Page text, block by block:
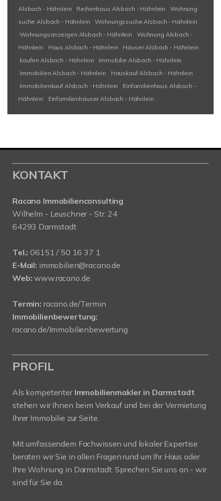
Alsbach - Hähnlein
Reihenhaus Alsbach - Hähnlein
Wohnung
suche Alsbach - Hähnlein
Wohnungssuche Alsbach - Hähnlein
Wohnungsanzeigen Alsbach - Hähnlein
Wohnung Alsbach -
Hähnlein
Haus Alsbach - Hähnlein
Häuser Alsbach - Hähnlein
kaufen Alsbach - Hähnlein
Immobilie Alsbach - Hähnlein
Immobilien Alsbach - Hähnlein
Hauskauf Alsbach - Hähnlein
Immobilienkauf Alsbach - Hähnlein
Einfamilienhaus Alsbach -
Hähnlein
Einfamilienhäuser Alsbach - Hähnlein
KONTAKT
Racano Immobilienconsulting
Wilhelm - Leuschner - Str. 24
64293 Darmstadt
Tel.: 06151 / 50 16 37 1
E-Mail: immobilien@racano.de
Web: www.racano.de
Termin: racano.de/Termin
Immobilienbewertung:
racano.de/Immobilienbewertung
PROFIL
Als kompetenter Immobilienmakler in Darmstadt
stehen wir Ihnen beim Verkauf und bei der Vermietung
Ihrer Immobilie zur Seite.
Mit umfassendem Fachwissen und lokaler Expertise
beraten wir Sie in allen Fragen rund um Ihr Haus oder
Ihre Wohnung in Darmstadt. Sprechen Sie uns an - wir
sind für Sie da.